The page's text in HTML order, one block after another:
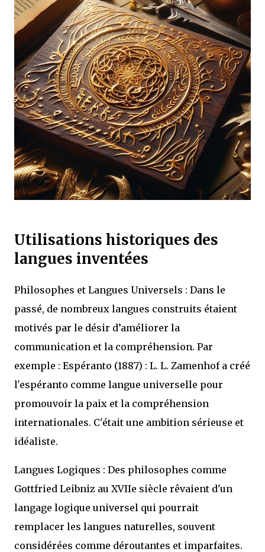
Utilisations historiques des
langues inventées
Philosophes et Langues Universels : Dans le
passé, de nombreux langues construits étaient
motivés par le désir d’améliorer la
communication et la compréhension. Par
exemple : Espéranto (1887) : L. L. Zamenhof a créé
l'espéranto comme langue universelle pour
promouvoir la paix et la compréhension
internationales. C'était une ambition sérieuse et
idéaliste.
Langues Logiques : Des philosophes comme
Gottfried Leibniz au XVIIe siècle rêvaient d'un
langage logique universel qui pourrait
remplacer les langues naturelles, souvent
considérées comme déroutantes et imparfaites.